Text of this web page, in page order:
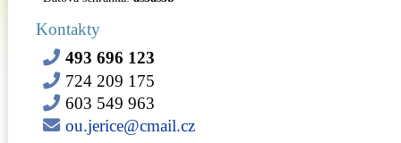
Kontakty
493 696 123
724 209 175
603 549 963
ou.jerice@cmail.cz